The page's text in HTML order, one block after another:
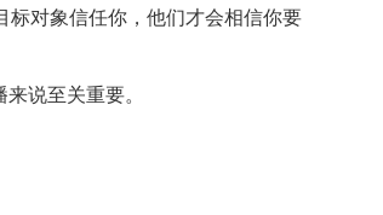
标对象信任你，他们才会相信你要
说至关重要。